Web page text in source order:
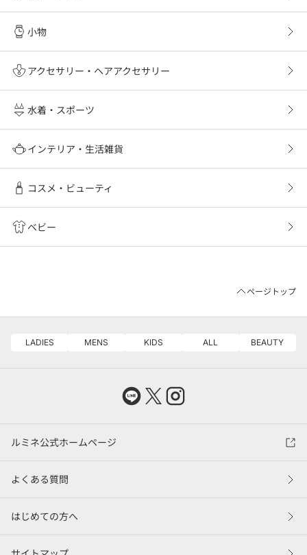
小物
アクセサリー・ヘアアクセサリー
水着・スポーツ
インテリア・生活雑貨
コスメ・ビューティ
ベビー
ページトップ
LADIES MENS KIDS ALL BEAUTY
ルミネ公式ホームページ
よくある質問
はじめての方へ